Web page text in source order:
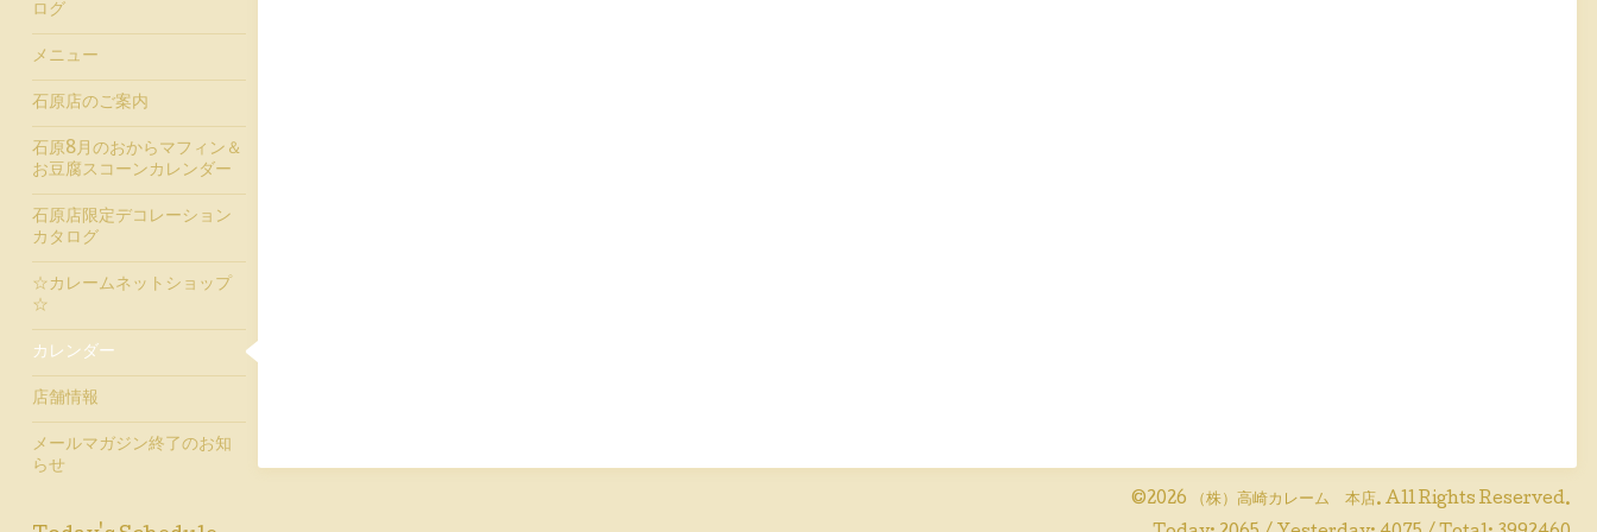
©2026 （株）高崎カレーム 本店. All Rights Reserved.
ログ
メニュー
石原店のご案内
石原8月のおからマフィン＆
お豆腐スコーンカレンダー
石原店限定デコレーション
カタログ
☆カレームネットショップ
☆
カレンダー
店舗情報
メールマガジン終了のお知
らせ